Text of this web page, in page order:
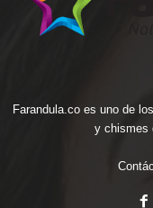
Farandula.co es uno de
y chismes